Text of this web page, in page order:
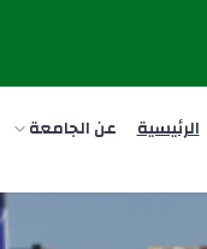
الرئيسية عن الجامعة